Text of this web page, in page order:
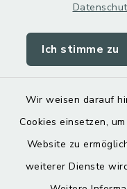
Ich stimme zu
Wir weisen darauf
Cookies einsetzen,
Website zu
weiterer Dienste